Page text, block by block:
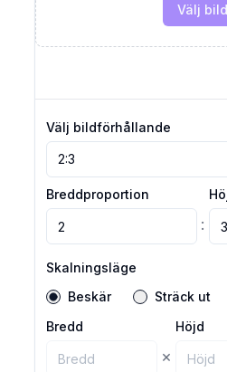
Välj bild
Välj bildförhållande
2:3
Breddproportion
:
Skalningsläge
Beskär
Sträck ut
Bredd
×
Höjd